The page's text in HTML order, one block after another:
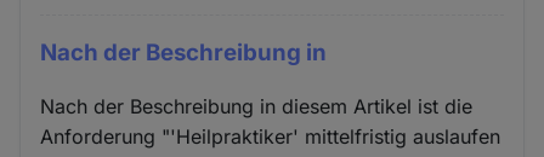
Nach der Beschreibung in
Nach der Beschreibung in diesem Artikel ist die
Anforderung "'Heilpraktiker' mittelfristig auslaufen